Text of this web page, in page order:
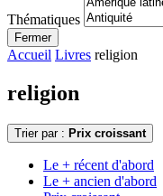
Thématiques
Fermer
Accueil Livres religion
religion
Trier par : Prix croissant
Le + récent d'abord
Le + ancien d'abord